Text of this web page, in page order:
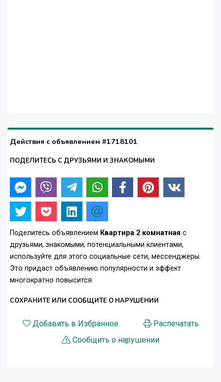
Действия с объявлением #1718101
ПОДЕЛИТЕСЬ С ДРУЗЬЯМИ И ЗНАКОМЫМИ
Поделитесь объявлением Квартира 2 комнатная с
друзьями, знакомыми, потенциальными клиентами,
используйте для этого социальные сети, мессенджеры.
Это придаст объявлению популярности и эффект
многократно повысится.
СОХРАНИТЕ ИЛИ СООБЩИТЕ О НАРУШЕНИИ
Добавить в Избранное
Распечатать
Сообщить о нарушении